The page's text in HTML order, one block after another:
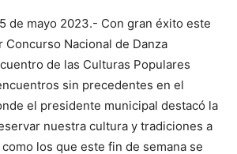
de mayo 2023.- Con gran éxito este
Concurso Nacional de Danza
de las Culturas Populares
sin precedentes en el
el presidente municipal destacó la
nuestra cultura y tradiciones a
los que este fin de semana se